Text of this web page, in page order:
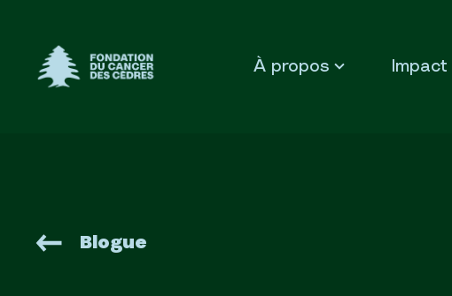
Fondation du Cancer des Cèdres
À propos Impact
Blogue